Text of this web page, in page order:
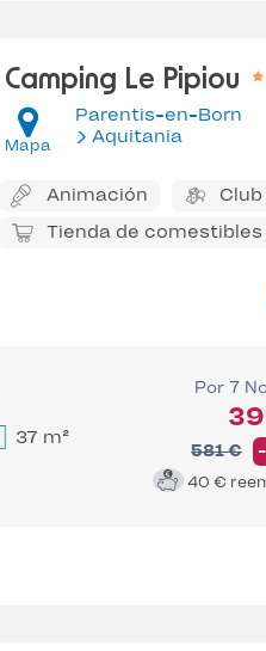
Camping Le Pipiou
Mapa
Parentis-en-Born
Aquitania
Animación
Tienda de comestibles
37 m²
Por 7
581 €
40 €